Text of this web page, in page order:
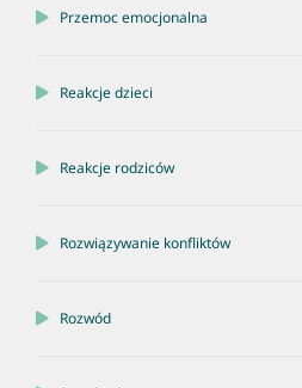
Przemoc emocjonalna
Reakcje dzieci
Reakcje rodziców
Rozwiązywanie konfliktów
Rozwód